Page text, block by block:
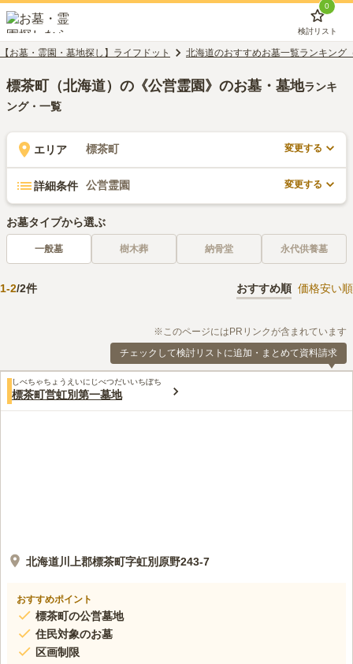
0
検討リスト
【お墓・霊園・墓地探し】ライフドット 北海道のおすすめお墓一覧ランキング
標茶町（北海道）の《公営霊園》のお墓・墓地ランキ
ング・一覧
エリア 標茶町 変更する
詳細条件 公営霊園 変更する
お墓タイプから選ぶ
一般墓 樹木葬 納骨堂 永代供養墓
1-2/2件 おすすめ順 価格安い順
※このページにはPRリンクが含まれています
チェックして検討リストに追加・まとめて資料請求
しべちゃちょうえいにじべつだいいちぼち
標茶町営虹別第一墓地
北海道川上郡標茶町字虹別原野243-7
おすすめポイント
標茶町の公営墓地
住民対象のお墓
区画制限